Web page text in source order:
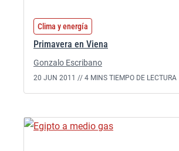
Clima y energía
Primavera en Viena
Gonzalo Escribano
20 JUN 2011 // 4 MINS TIEMPO DE LECTURA